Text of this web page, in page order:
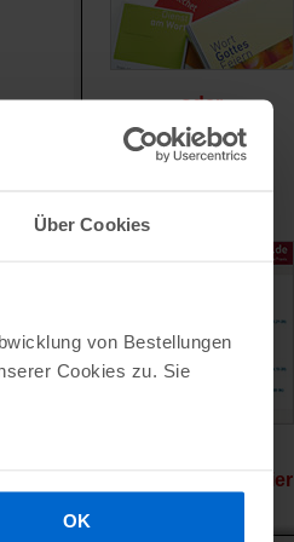
Über Cookies
von Bestellungen
Cookies zu. Sie
OK
oder
Die
Vergleichen Sie hier